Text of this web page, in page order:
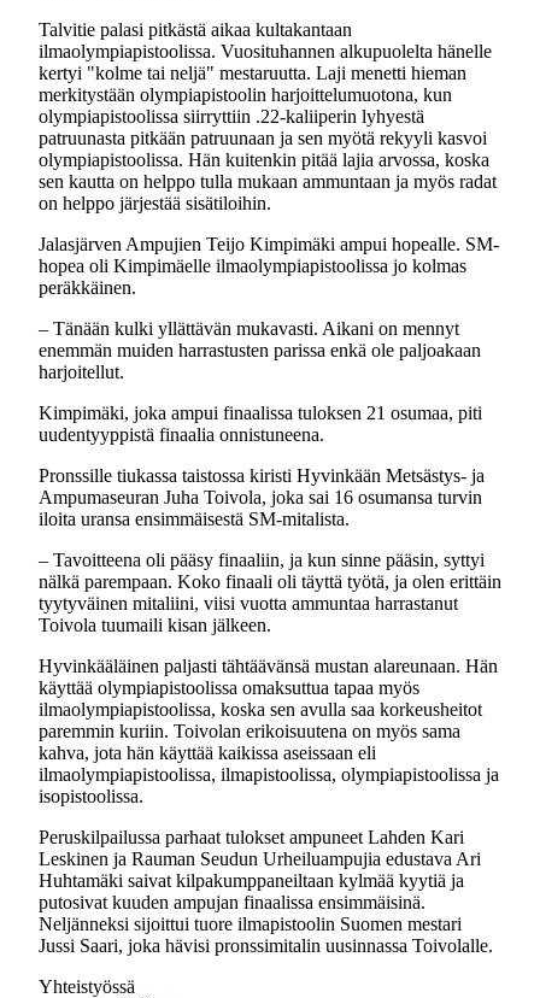
Talvitie palasi pitkästä aikaa kultakantaan
ilmaolympiapistoolissa. Vuosituhannen alkupuolelta hänelle
kertyi "kolme tai neljä" mestaruutta. Laji menetti hieman
merkitystään olympiapistoolin harjoittelumuotona, kun
olympiapistoolissa siirryttiin .22-kaliiperin lyhyestä
patruunasta pitkään patruunaan ja sen myötä rekyyli kasvoi
olympiapistoolissa. Hän kuitenkin pitää lajia arvossa, koska
sen kautta on helppo tulla mukaan ammuntaan ja myös radat
on helppo järjestää sisätiloihin.
Jalasjärven Ampujien Teijo Kimpimäki ampui hopealle. SM-
hopea oli Kimpimäelle ilmaolympiapistoolissa jo kolmas
peräkkäinen.
– Tänään kulki yllättävän mukavasti. Aikani on mennyt
enemmän muiden harrastusten parissa enkä ole paljoakaan
harjoitellut.
Kimpimäki, joka ampui finaalissa tuloksen 21 osumaa, piti
uudentyyppistä finaalia onnistuneena.
Pronssille tiukassa taistossa kiristi Hyvinkään Metsästys- ja
Ampumaseuran Juha Toivola, joka sai 16 osumansa turvin
iloita uransa ensimmäisestä SM-mitalista.
– Tavoitteena oli pääsy finaaliin, ja kun sinne pääsin, syttyi
nälkä parempaan. Koko finaali oli täyttä työtä, ja olen erittäin
tyytyväinen mitaliini, viisi vuotta ammuntaa harrastanut
Toivola tuumaili kisan jälkeen.
Hyvinkääläinen paljasti tähtäävänsä mustan alareunaan. Hän
käyttää olympiapistoolissa omaksuttua tapaa myös
ilmaolympiapistoolissa, koska sen avulla saa korkeusheitot
paremmin kuriin. Toivolan erikoisuutena on myös sama
kahva, jota hän käyttää kaikissa aseissaan eli
ilmaolympiapistoolissa, ilmapistoolissa, olympiapistoolissa ja
isopistoolissa.
Peruskilpailussa parhaat tulokset ampuneet Lahden Kari
Leskinen ja Rauman Seudun Urheiluampujia edustava Ari
Huhtamäki saivat kilpakumppaneiltaan kylmää kyytiä ja
putosivat kuuden ampujan finaalissa ensimmäisinä.
Neljänneksi sijoittui tuore ilmapistoolin Suomen mestari
Jussi Saari, joka hävisi pronssimitalin uusinnassa Toivolalle.
Yhteistyössä